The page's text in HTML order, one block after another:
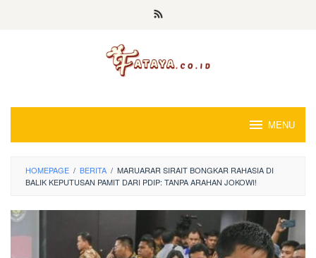
MENU
HOMEPAGE / BERITA / MARUARAR SIRAIT BONGKAR RAHASIA DI
BALIK KEPUTUSAN PAMIT DARI PDIP: TANPA ARAHAN JOKOWI!